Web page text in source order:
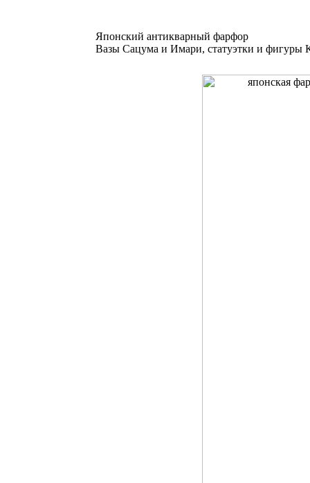
Японский антикварный фарфор
Вазы Сацума и Имари, статуэтки и фигуры